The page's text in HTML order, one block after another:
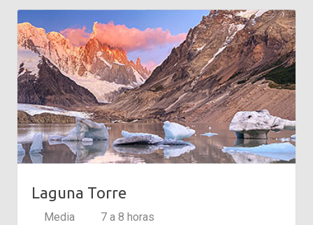
Laguna Torre
Media 7 a 8 horas